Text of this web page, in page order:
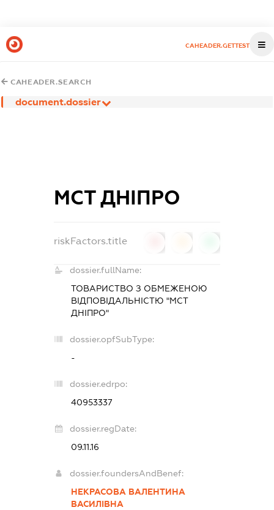
CAHEADER.GETTEST
CAHEADER.SEARCH
document.dossier
МСТ ДНІПРО
riskFactors.title
dossier.fullName:
ТОВАРИСТВО З ОБМЕЖЕНОЮ
ВІДПОВІДАЛЬНІСТЮ "МСТ
ДНІПРО"
dossier.opfSubType:
-
dossier.edrpo:
40953337
dossier.regDate:
09.11.16
dossier.foundersAndBenef:
НЕКРАСОВА ВАЛЕНТИНА
ВАСИЛІВНА